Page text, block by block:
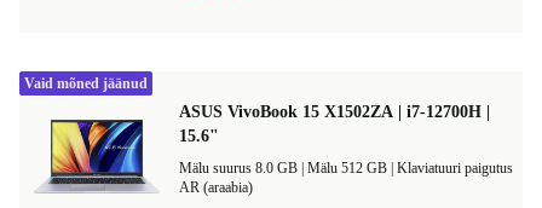
ASUS VivoBook 15 X1502ZA | i7-12700H |
15.6"
Klaviatuuri paigutus
AR (araabia)
Vaid mõned jäänud